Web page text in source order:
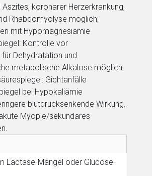
koronarer Herzerkrankung,
Rhabdomyolyse möglich;
mit Hypomagnesiämie
Kontrolle vor
Dehydratation und
metabolische Alkalose möglich.
Gichtanfälle
bei Hypokaliämie
blutdrucksenkende Wirkung.
Myopie/sekundäres
Lactase-Mangel oder Glucose-